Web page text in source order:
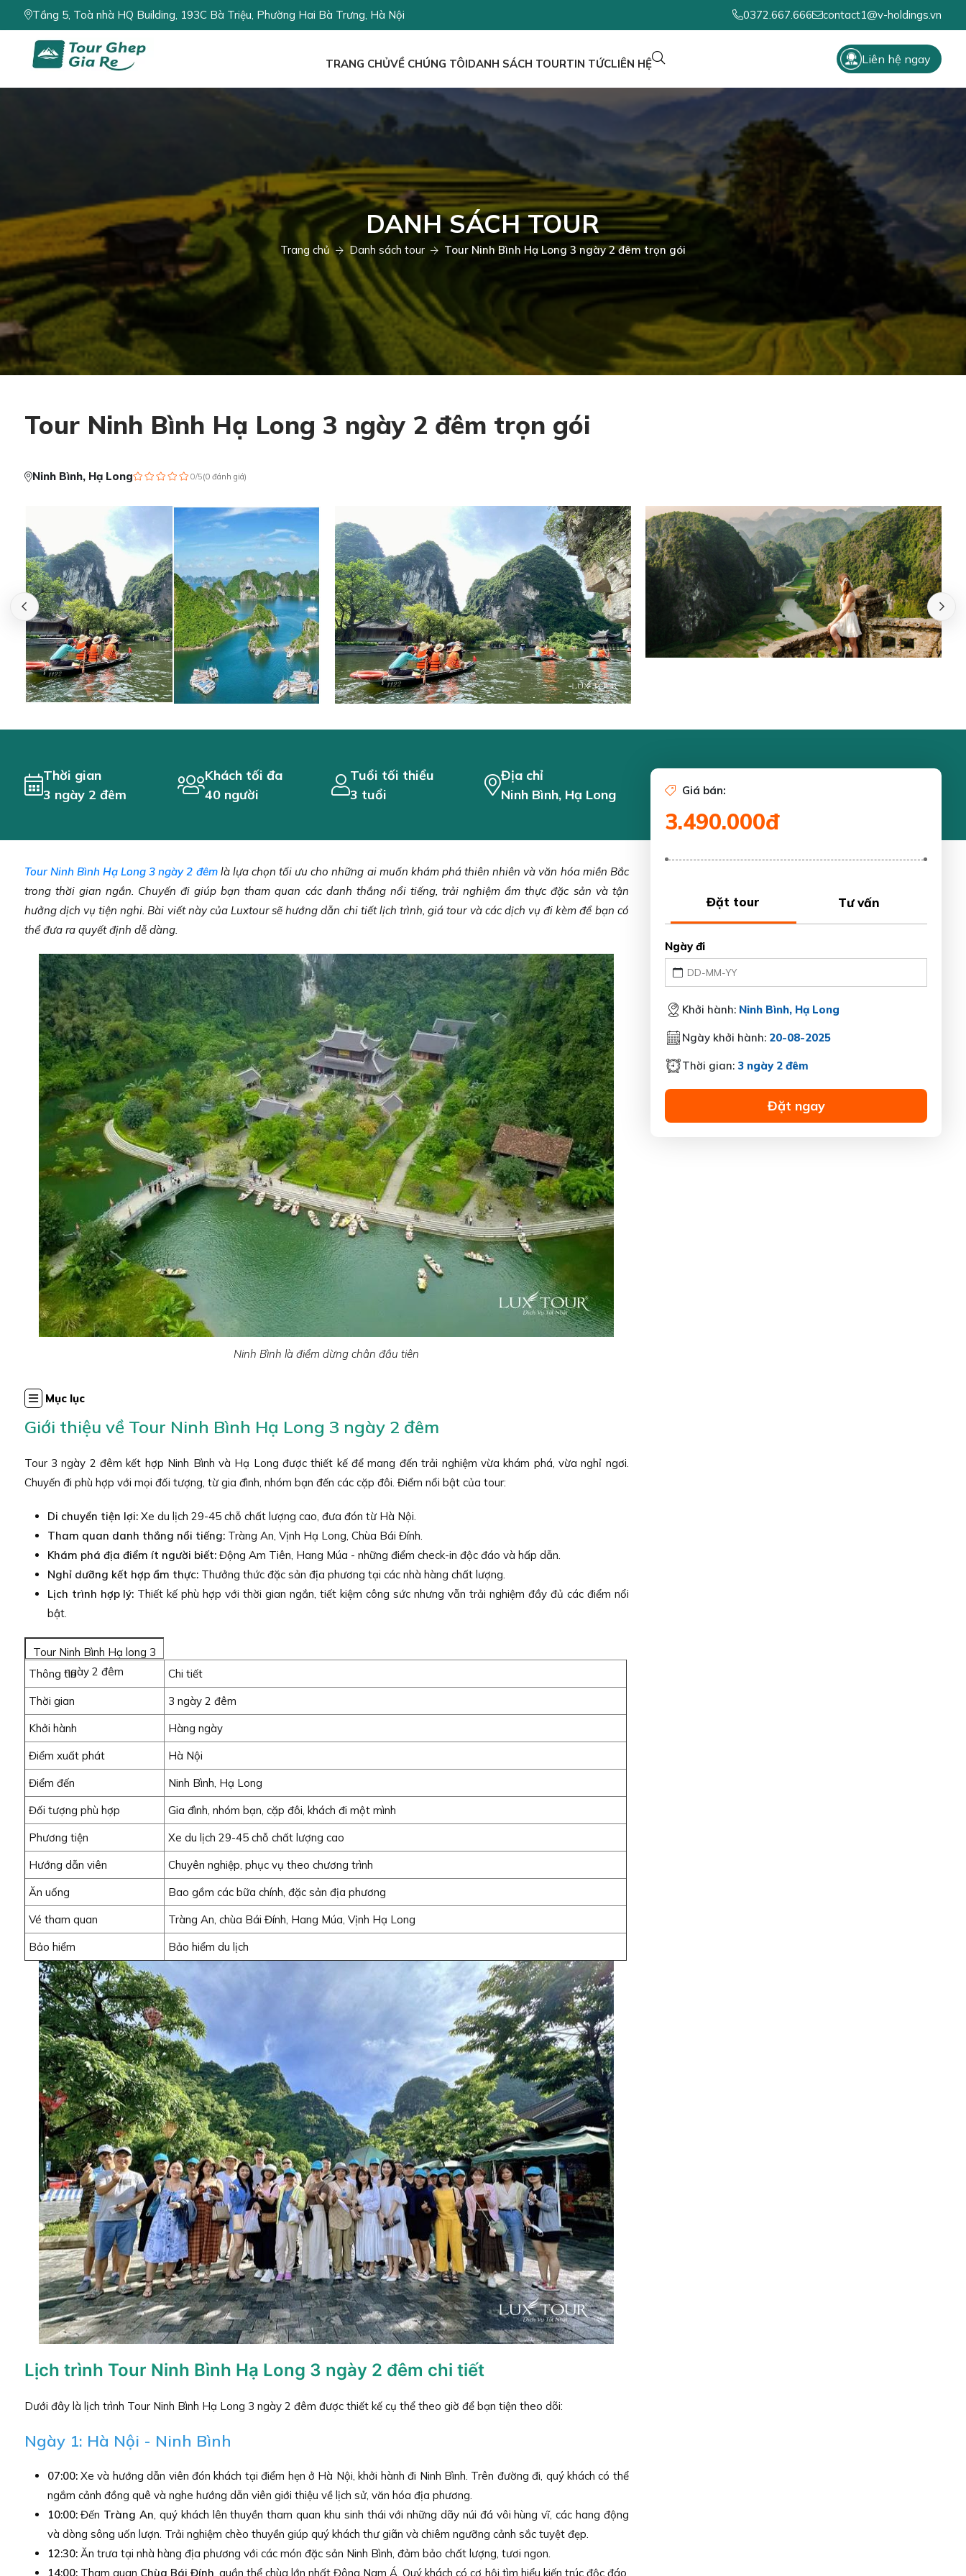
Tầng 5, Toà nhà HQ Building, 193C Bà Triệu, Phường Hai Bà Trưng, Hà Nội 0372.667.666 contact1@v-holdings.vn
TRANG CHỦVỀ CHÚNG TÔIDANH SÁCH TOURTIN TỨCLIÊN HỆ Liên hệ ngay
DANH SÁCH TOUR
Trang chủ Danh sách tour Tour Ninh Bình Hạ Long 3 ngày 2 đêm trọn gói
Tour Ninh Bình Hạ Long 3 ngày 2 đêm trọn gói
Ninh Bình, Hạ Long 0/5(0 đánh giá)
Thời gian
3 ngày 2 đêm
Khách tối đa
40 người
Tuổi tối thiểu
3 tuổi
Địa chỉ
Ninh Bình, Hạ Long
Tour Ninh Bình Hạ Long 3 ngày 2 đêmlà lựa chọn tối ưu cho những ai muốn khám phá thiên nhiên và văn hóa miền Bắc
trong thời gian ngắn. Chuyến đi giúp bạn tham quan các danh thắng nổi tiếng, trải nghiệm ẩm thực đặc sản và tận
hưởng dịch vụ tiện nghi. Bài viết này của Luxtour sẽ hướng dẫn chi tiết lịch trình, giá tour và các dịch vụ đi kèm để bạn có
thể đưa ra quyết định dễ dàng.
Ninh Bình là điểm dừng chân đầu tiên
Mục lục
Giới thiệu về Tour Ninh Bình Hạ Long 3 ngày 2 đêm
Tour 3 ngày 2 đêm kết hợp Ninh Bình và Hạ Long được thiết kế để mang đến trải nghiệm vừa khám phá, vừa nghỉ ngơi.
Chuyến đi phù hợp với mọi đối tượng, từ gia đình, nhóm bạn đến các cặp đôi. Điểm nổi bật của tour:
Di chuyển tiện lợi:Xe du lịch 29-45 chỗ chất lượng cao, đưa đón từ Hà Nội.
Tham quan danh thắng nổi tiếng:Tràng An, Vịnh Hạ Long, Chùa Bái Đính.
Khám phá địa điểm ít người biết:Động Am Tiên, Hang Múa - những điểm check-in độc đáo và hấp dẫn.
Nghỉ dưỡng kết hợp ẩm thực:Thưởng thức đặc sản địa phương tại các nhà hàng chất lượng.
Lịch trình hợp lý: Thiết kế phù hợp với thời gian ngắn, tiết kiệm công sức nhưng vẫn trải nghiệm đầy đủ các điểm nổi
bật.
Tour Ninh Bình Hạ long 3
ngày 2 đêm
Thông tin
Chi tiết
Thời gian
3 ngày 2 đêm
Khởi hành
Hàng ngày
Điểm xuất phát
Hà Nội
Điểm đến
Ninh Bình, Hạ Long
Đối tượng phù hợp
Gia đình, nhóm bạn, cặp đôi, khách đi một mình
Phương tiện
Xe du lịch 29-45 chỗ chất lượng cao
Hướng dẫn viên
Chuyên nghiệp, phục vụ theo chương trình
Ăn uống
Bao gồm các bữa chính, đặc sản địa phương
Vé tham quan
Tràng An, chùa Bái Đính, Hang Múa, Vịnh Hạ Long
Bảo hiểm
Bảo hiểm du lịch
Lịch trình Tour Ninh Bình Hạ Long 3 ngày 2 đêm chi tiết
Dưới đây là lịch trình Tour Ninh Bình Hạ Long 3 ngày 2 đêm được thiết kế cụ thể theo giờ để bạn tiện theo dõi:
Ngày 1: Hà Nội - Ninh Bình
07:00:Xe và hướng dẫn viên đón khách tại điểm hẹn ở Hà Nội, khởi hành đi Ninh Bình. Trên đường đi, quý khách có thể
ngắm cảnh đồng quê và nghe hướng dẫn viên giới thiệu về lịch sử, văn hóa địa phương.
10:00:Đến Tràng An , quý khách lên thuyền tham quan khu sinh thái với những dãy núi đá vôi hùng vĩ, các hang động
và dòng sông uốn lượn. Trải nghiệm chèo thuyền giúp quý khách thư giãn và chiêm ngưỡng cảnh sắc tuyệt đẹp.
12:30:Ăn trưa tại nhà hàng địa phương với các món đặc sản Ninh Bình, đảm bảo chất lượng, tươi ngon.
14:00:Tham quan Chùa Bái Đính , quần thể chùa lớn nhất Đông Nam Á. Quý khách có cơ hội tìm hiểu kiến trúc độc đáo,
Giá bán:
3.490.000đ
Đặt tour Tư vấn
Ngày đi
Khởi hành: Ninh Bình, Hạ Long
Ngày khởi hành: 20-08-2025
Thời gian: 3 ngày 2 đêm
Đặt ngay